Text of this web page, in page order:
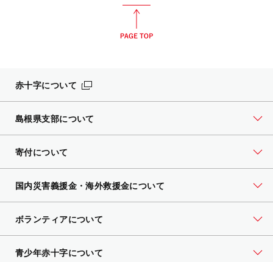
赤十字について
島根県支部について
寄付について
国内災害義援金・海外救援金について
ボランティアについて
青少年赤十字について